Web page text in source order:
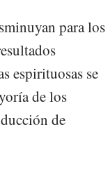
para los
espirituosas se
de los
de